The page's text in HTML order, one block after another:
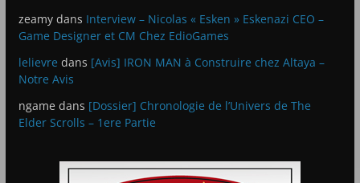
zeamydans Interview – Nicolas « Esken » Eskenazi CEO –
Game Designer et CM Chez EdioGames
lelievre dans [Avis] IRON MAN à Construire chez Altaya –
Notre Avis
ngame dans [Dossier] Chronologie de l’Univers de The
Elder Scrolls – 1ere Partie